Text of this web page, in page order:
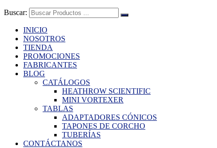
Buscar:
INICIO
NOSOTROS
TIENDA
PROMOCIONES
FABRICANTES
BLOG
CATÁLOGOS
HEATHROW SCIENTIFIC
MINI VORTEXER
TABLAS
ADAPTADORES CÓNICOS
TAPONES DE CORCHO
TUBERÍAS
CONTÁCTANOS